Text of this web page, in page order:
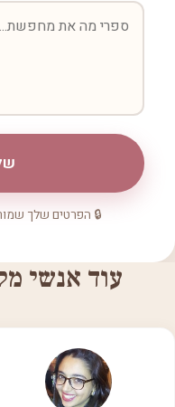
🔒 הפרטים שלך
עוד אנשי